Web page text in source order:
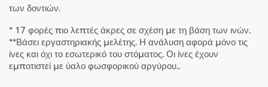
των δοντιών.
* 17 φορές πιο λεπτές άκρες σε σχέση με τη βάση των ινών.
**Βάσει εργαστηριακής μελέτης. Η ανάλυση αφορά μόνο τις
ίνες και όχι το εσωτερικό του στόματος. Οι ίνες έχουν
εμποτιστεί με ύαλο φωσφορικού αργύρου..